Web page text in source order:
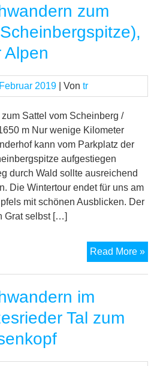
von
zum
Alpen
2019 | Von tr
Sattel vom Scheinberg /
m Nur wenige Kilometer
kann vom Parkplatz der
aufgestiegen
durch Wald sollte ausreichend
Die Wintertour endet für uns am
mit schönen Ausblicken. Der
Grat selbst […]
Read More »
im
Tal zum